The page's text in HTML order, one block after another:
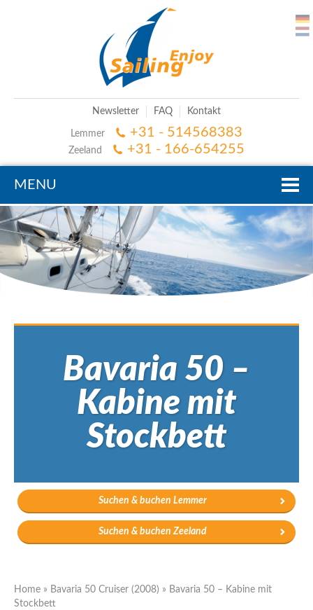
Newsletter FAQ Kontakt
Lemmer +31 - 514568383
Zeeland +31 - 166-654255
MENU
Bavaria 50 –
Kabine mit
Stockbett
Suchen & buchen Lemmer
Suchen & buchen Zeeland
Home » Bavaria 50 Cruiser (2008) » Bavaria 50 – Kabine mit
Stockbett